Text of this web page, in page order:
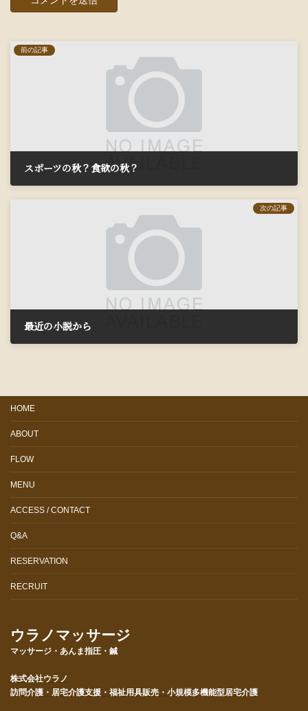
前の記事
スポーツの秋？食欲の秋？
次の記事
最近の小説から
HOME
ABOUT
FLOW
MENU
ACCESS / CONTACT
Q&A
RESERVATION
RECRUIT
ウラノマッサージ
マッサージ・あんま指圧・鍼
株式会社ウラノ
訪問介護・居宅介護支援・福祉用具販売・小規模多機能型居宅介護